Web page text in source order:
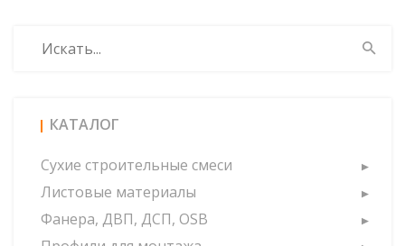
КАТАЛОГ
Сухие строительные смеси
Листовые материалы
Фанера, ДВП, ДСП, OSB